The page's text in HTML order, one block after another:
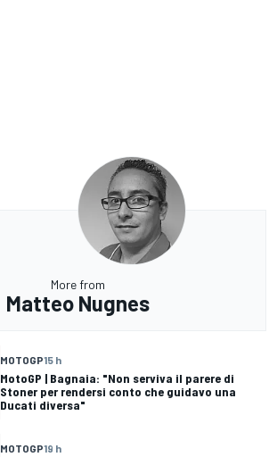
More from
Matteo Nugnes
MOTOGP15 h
MotoGP | Bagnaia: "Non serviva il parere di
Stoner per rendersi conto che guidavo una
Ducati diversa"
MOTOGP19 h